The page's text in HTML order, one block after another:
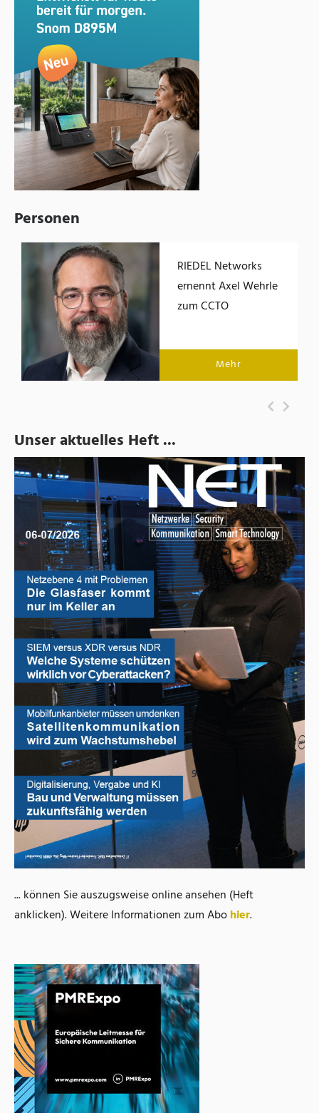
Personen
RIEDEL Networks
ernennt Axel Wehrle
zum CCTO
Mehr
Unser aktuelles Heft ...
... können Sie auszugsweise online ansehen (Heft
anklicken). Weitere Informationen zum Abohier.